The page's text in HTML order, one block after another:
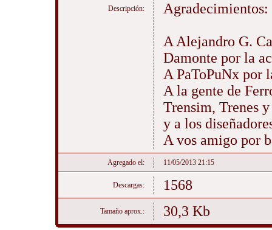
Descripción: Agradecimientos:
A Alejandro G.
Damonte por la
A PaToPuNx por
A la gente de
Trensim, Trenes
y a los
A vos amigo por
Agregado el: 11/05/2013 21:15
Descargas: 1568
Tamaño aprox.: 30,3 Kb